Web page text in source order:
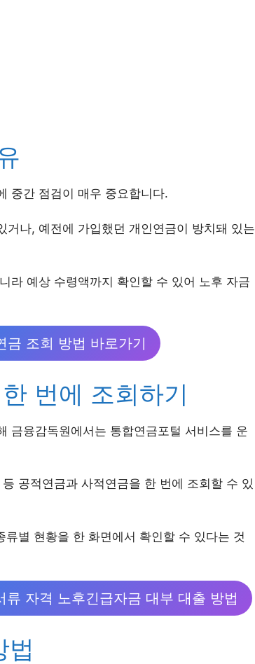
중간 점검이 매우 중요합니다.
나, 예전에 가입했던 개인연금이 방치돼 있는
라 예상 수령액까지 확인할 수 있어 노후 자금
금 조회 방법 바로가기
번에 조회하기
금융감독원에서는 통합연금포털 서비스를 운
공적연금과 사적연금을 한 번에 조회할 수 있
별 현황을 한 화면에서 확인할 수 있다는 것
자격 노후긴급자금 대부 대출 방법
법